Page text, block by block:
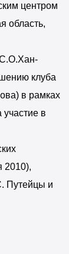
центром
область,
клуба
в рамках
в
2010),
Путейцы и